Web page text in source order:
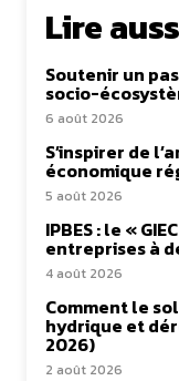
Lire
Soutenir un
socio-
6 août 2026
S’inspirer de
économique
5 août 2026
IPBES : le «
entreprises à
4 août 2026
Comment le
hydrique et
2026)
2 août 2026